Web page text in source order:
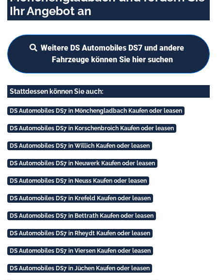
Ihr Angebot an
Weitere DS Automobiles DS7 und andere
Fahrzeuge können Sie hier suchen
Stattdessen können Sie auch:
DS Automobiles DS7 in Mönchengladbach Kaufen oder leasen
DS Automobiles DS7 in Korschenbroich Kaufen oder leasen
DS Automobiles DS7 in Willich Kaufen oder leasen
DS Automobiles DS7 in Neuwerk Kaufen oder leasen
DS Automobiles DS7 in Neuss Kaufen oder leasen
DS Automobiles DS7 in Krefeld Kaufen oder leasen
DS Automobiles DS7 in Bettrath Kaufen oder leasen
DS Automobiles DS7 in Rheydt Kaufen oder leasen
DS Automobiles DS7 in Viersen Kaufen oder leasen
DS Automobiles DS7 in Jüchen Kaufen oder leasen